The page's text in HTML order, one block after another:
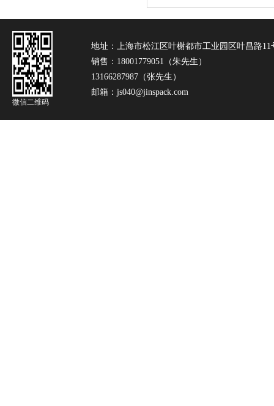
微信二维码
地址：上海市松江区叶榭都市工业园区叶昌路11
销售：18001779051（朱先生）
13166287987（张先生）
邮箱：js040@jinspack.com